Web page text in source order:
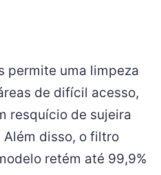
permite uma limpeza
de difícil acesso,
resquício de sujeira
disso, o filtro
retém até 99,9%